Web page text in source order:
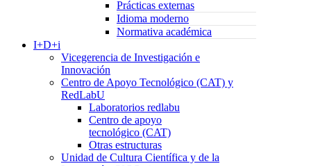
Prácticas externas
Idioma moderno
Normativa académica
I+D+i
Vicegerencia de Investigación e
Innovación
Centro de Apoyo Tecnológico (CAT) y
RedLabU
Laboratorios redlabu
Centro de apoyo
tecnológico (CAT)
Otras estructuras
Unidad de Cultura Científica y de la